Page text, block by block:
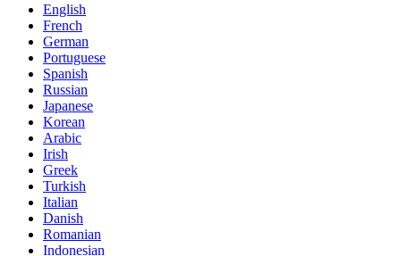
English
French
German
Portuguese
Spanish
Russian
Japanese
Korean
Arabic
Irish
Greek
Turkish
Italian
Danish
Romanian
Indonesian